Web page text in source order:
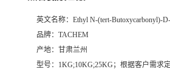
英文名称： Ethyl N-(tert-Butoxycarbonyl)-
品牌： TACHEM
产地： 甘肃兰州
型号： 1KG;10KG;25KG；根据客户需求